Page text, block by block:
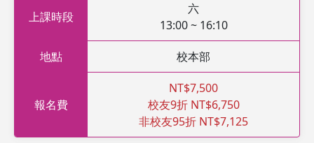
上課時段
六
13:00 ~ 16:10
地點 校本部
報名費
NT$7,500
校友9折 NT$6,750
非校友95折 NT$7,125